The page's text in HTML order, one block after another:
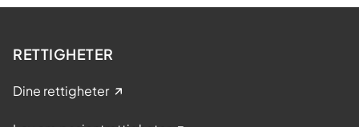
RETTIGHETER
Dine rettigheter